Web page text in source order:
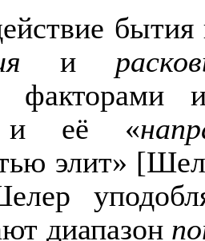
и
и её «
элит»
диапазон